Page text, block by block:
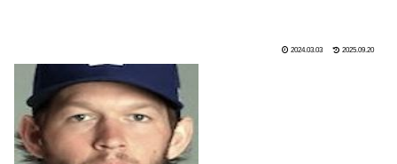
2024.03.03 2025.09.20